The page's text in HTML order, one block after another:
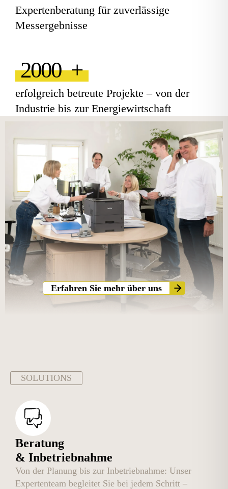
Expertenberatung für zuverlässige
Messergebnisse
2000 +
erfolgreich betreute Projekte – von der
Industrie bis zur Energiewirtschaft
Erfahren Sie mehr über uns
SOLUTIONS
Beratung
& Inbetriebnahme
Von der Planung bis zur Inbetriebnahme: Unser
Expertenteam begleitet Sie bei jedem Schritt –